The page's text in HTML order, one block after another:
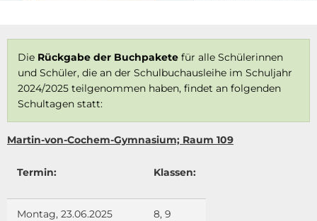
Die Rückgabe der Buchpakete für alle Schülerinnen
und Schüler, die an der Schulbuchausleihe im Schuljahr
2024/2025 teilgenommen haben, findet an folgenden
Schultagen statt:
Martin-von-Cochem-Gymnasium; Raum 109
Termin: Klassen:
Montag, 23.06.2025 8, 9